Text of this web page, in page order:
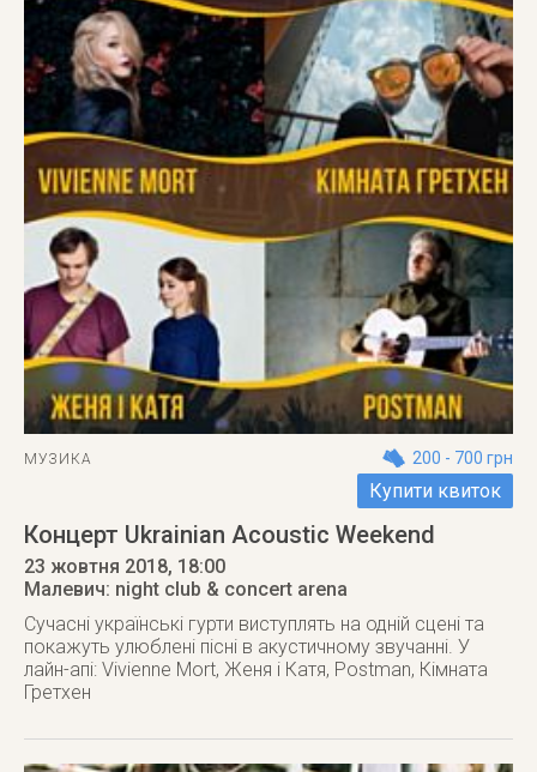
МУЗИКА 200 - 700 грн
Купити квиток
Концерт Ukrainian Acoustic Weekend
23 жовтня 2018, 18:00
Малевич: night club & concert arena
Сучасні українські гурти виступлять на одній сцені та
покажуть улюблені пісні в акустичному звучанні. У
лайн-апі: Vivienne Mort, Женя і Катя, Postman, Кімната
Гретхен